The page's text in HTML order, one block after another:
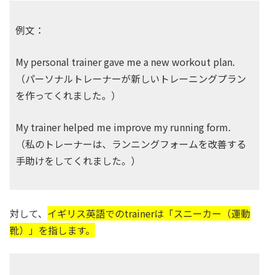
例文：
My personal trainer gave me a new workout plan.
（パーソナルトレーナーが新しいトレーニングプラン
を作ってくれました。）
My trainer helped me improve my running form.
（私のトレーナーは、ランニングフォームを改善する
手助けをしてくれました。）
対して、 イギリス英語でのtrainerは「スニーカー（運動
靴）」を指します。